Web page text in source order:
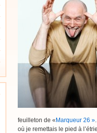
feuilleton de « Marqueur 26 »
où je remettais le pied à